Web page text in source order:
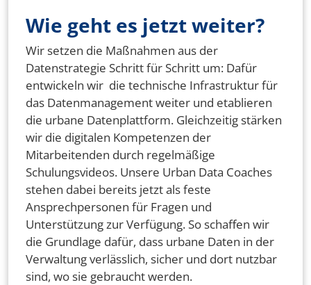
Wie geht es jetzt weiter?
Wir setzen die Maßnahmen aus der
Datenstrategie Schritt für Schritt um: Dafür
entwickeln wir die technische Infrastruktur für
das Datenmanagement weiter und etablieren
die urbane Datenplattform. Gleichzeitig stärken
wir die digitalen Kompetenzen der
Mitarbeitenden durch regelmäßige
Schulungsvideos. Unsere Urban Data Coaches
stehen dabei bereits jetzt als feste
Ansprechpersonen für Fragen und
Unterstützung zur Verfügung. So schaffen wir
die Grundlage dafür, dass urbane Daten in der
Verwaltung verlässlich, sicher und dort nutzbar
sind, wo sie gebraucht werden.